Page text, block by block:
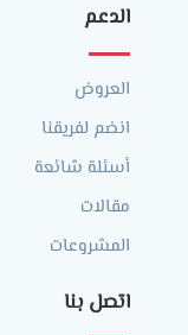
الدعم
العروض
انضم لفريقنا
أسئلة شائعة
مقالات
المشروعات
اتصل بنا